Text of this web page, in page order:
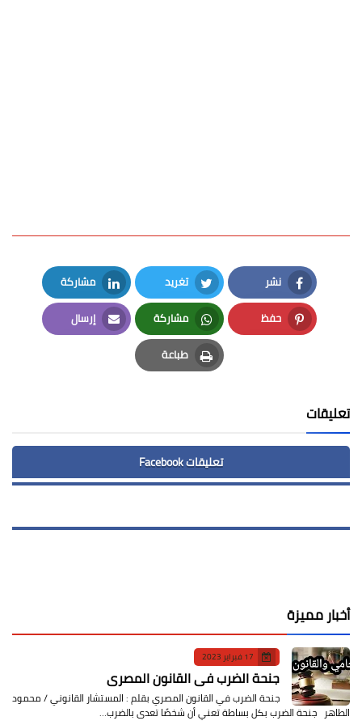
نشر
Facebook
تغريد
Twitter
مشاركة
LinkedIn
حفظ
Pinterest
مشاركة
Whatsapp
إرسال
Email
طباعة
Print
تعليقات
تعليقات Facebook
أخبار مميزة
17 فبراير 2023
جنحة الضرب في القانون المصري
جنحة الضرب في القانون المصري بقلم : المستشار القانوني / محمود
الطاهر جنحة الضرب بكل بساطة تعني أن شخصًا تعدى بالضرب…